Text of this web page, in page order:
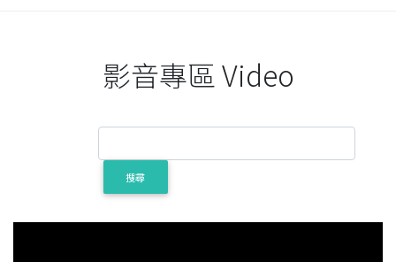
影音專區 Video
搜尋